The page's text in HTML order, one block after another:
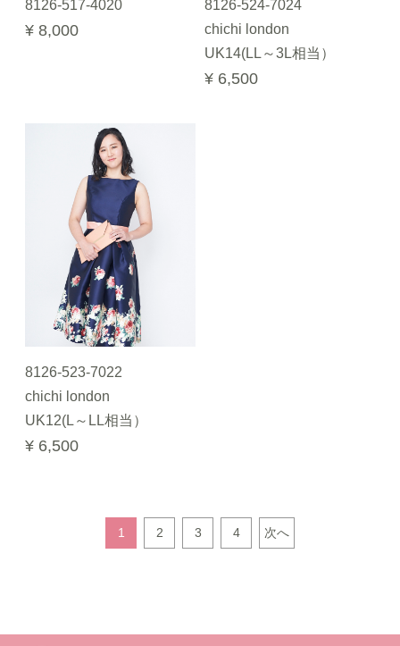
8126-517-4020
¥ 8,000
8126-524-7024
chichi london
UK14(LL～3L相当）
¥ 6,500
8126-523-7022
chichi london
UK12(L～LL相当）
¥ 6,500
1 2 3 4 次へ